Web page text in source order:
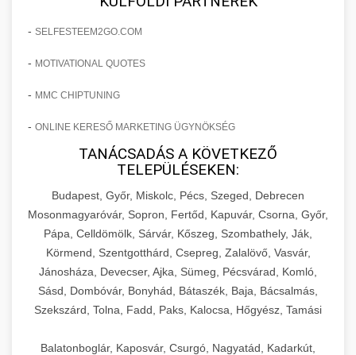
- SELFESTEEM2GO.COM
- MOTIVATIONAL QUOTES
- MMC CHIPTUNING
- ONLINE KERESŐ MARKETING ÜGYNÖKSÉG
TANÁCSADÁS A KÖVETKEZŐ
TELEPÜLÉSEKEN:
Budapest, Győr, Miskolc, Pécs, Szeged, Debrecen
Mosonmagyaróvár, Sopron, Fertőd, Kapuvár, Csorna, Győr,
Pápa, Celldömölk, Sárvár, Kőszeg, Szombathely, Ják,
Körmend, Szentgotthárd, Csepreg, Zalalövő, Vasvár,
Jánosháza, Devecser, Ajka, Sümeg, Pécsvárad, Komló,
Sásd, Dombóvár, Bonyhád, Bátaszék, Baja, Bácsalmás,
Szekszárd, Tolna, Fadd, Paks, Kalocsa, Hőgyész, Tamási
Balatonboglár, Kaposvár, Csurgó, Nagyatád, Kadarkút,